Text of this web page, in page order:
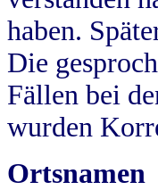
haben.
Die
Fällen bei
wurden
Ortsnamen